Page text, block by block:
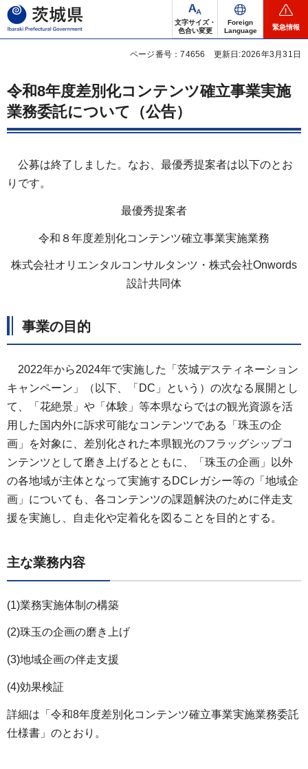
茨城県
文字サイズ・
色合い変更
Foreign
Language
緊急情報
ページ番号：74656 更新日:2026年3月31日
令和8年度差別化コンテンツ確立事業実施
業務委託について（公告）
公募は終了しました。なお、最優秀提案者は以下のとお
りです。
最優秀提案者
令和８年度差別化コンテンツ確立事業実施業務
株式会社オリエンタルコンサルタンツ・株式会社Onwords
設計共同体
事業の目的
2022年から2024年で実施した「茨城デスティネーション
キャンペーン」（以下、「DC」という）の次なる展開とし
て、「花絶景」や「体験」等本県ならではの観光資源を活
用した国内外に訴求可能なコンテンツである「珠玉の企
画」を対象に、差別化された本県観光のフラッグシップコ
ンテンツとして磨き上げるとともに、「珠玉の企画」以外
の各地域が主体となって実施するDCレガシー等の「地域企
画」についても、各コンテンツの課題解決のために伴走支
援を実施し、自走化や定着化を図ることを目的とする。
主な業務内容
(1)業務実施体制の構築
(2)珠玉の企画の磨き上げ
(3)地域企画の伴走支援
(4)効果検証
詳細は「令和8年度差別化コンテンツ確立事業実施業務委託
仕様書」のとおり。